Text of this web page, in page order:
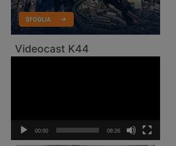
Videocast K44
00:00 08:26